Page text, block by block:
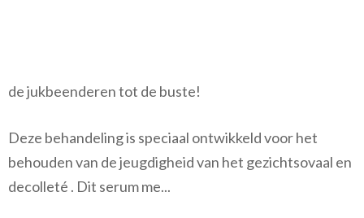
de jukbeenderen tot de buste!
Deze behandeling is speciaal ontwikkeld voor het
behouden van de jeugdigheid van het gezichtsovaal en
decolleté . Dit serum me...